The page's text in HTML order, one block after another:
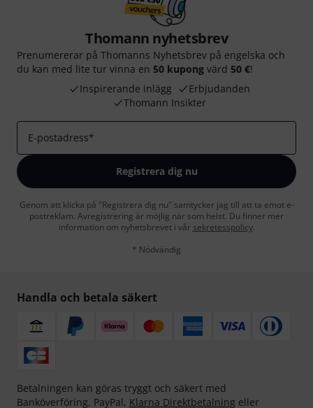
Thomann nyhetsbrev
Prenumererar på Thomanns Nyhetsbrev på engelska och
du kan med lite tur vinna en 50 kupong värd 50 €!
Inspirerande inlägg
Erbjudanden
Thomann Insikter
E-postadress*
Registrera dig nu
Genom att klicka på "Registrera dig nu" samtycker jag till att ta emot e-
postreklam. Avregistrering är möjlig när som helst. Du finner mer
information om nyhetsbrevet i vår sekretesspolicy.
* Nödvändig
Handla och betala säkert
Betalningen kan göras tryggt och säkert med
Banköverföring, PayPal, Klarna Direktbetalning eller